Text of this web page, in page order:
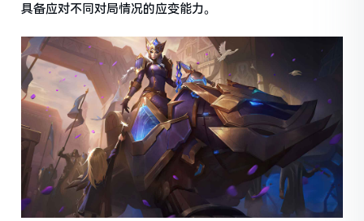
具备应对不同对局情况的应变能力。